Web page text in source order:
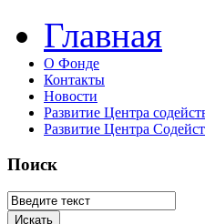
Главная
О Фонде
Контакты
Новости
Развитие Центра
Развитие Центра
Поиск